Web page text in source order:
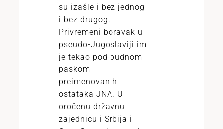
su izašle i bez jednog
i bez drugog.
Privremeni boravak u
pseudo-Jugoslaviji im
je tekao pod budnom
paskom
preimenovanih
ostataka JNA. U
oročenu državnu
zajednicu i Srbija i